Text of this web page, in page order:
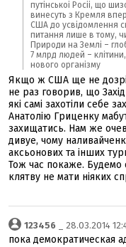
путiнськоi Росii, що
винесуть з Кремля
США до усвiдомлення
питання лише в тому,
Природи на Землi –
7 млрд людей –
нового органiзму
Якщо ж США ще не
не раз говорив, що
якi самi захотiли себе
Анатолiю Гриценку
захищатись. Нам же
дивуе, чому
аксьонових та iнших
Тож час покаже. Будемо
клятву не мати нiяких
123456 _ 28.03.2014
пока демократическая